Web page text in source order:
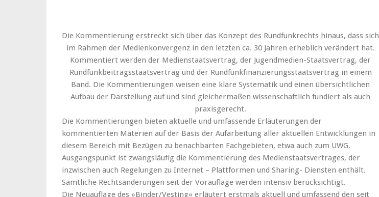
Die Kommentierung erstreckt sich über das Konzept des Rundfunkrechts hinaus, dass sich
im Rahmen der Medienkonvergenz in den letzten ca. 30 Jahren erheblich verändert hat.
Kommentiert werden der Medienstaatsvertrag, der Jugendmedien-Staatsvertrag, der
Rundfunkbeitragsstaatsvertrag und der Rundfunkfinanzierungsstaatsvertrag in einem
Band. Die Kommentierungen weisen eine klare Systematik und einen übersichtlichen
Aufbau der Darstellung auf und sind gleichermaßen wissenschaftlich fundiert als auch
praxisgerecht.
Die Kommentierungen bieten aktuelle und umfassende Erläuterungen der
kommentierten Materien auf der Basis der Aufarbeitung aller aktuellen Entwicklungen in
diesem Bereich mit Bezügen zu benachbarten Fachgebieten, etwa auch zum UWG.
Ausgangspunkt ist zwangsläufig die Kommentierung des Medienstaatsvertrages, der
inzwischen auch Regelungen zu Internet – Plattformen und Sharing- Diensten enthält.
Sämtliche Rechtsänderungen seit der Vorauflage werden intensiv berücksichtigt.
Die Neuauflage des »Binder/Vesting« erläutert erstmals aktuell und umfassend den seit